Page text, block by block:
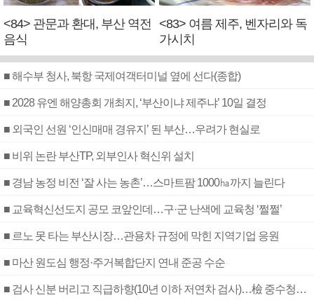
<84> 관문과 환대, 부산 역전
음식
<83> 여름 제주, 벤자리와 독
가시치
■ 해수부 청사, 북항 국제여객터미널 옆에 선다(종합)
■ 2028 유엔 해양총회 개최지, ‘부산이냐 제주냐’ 10일 결정
■ 외국인 선원 ‘인신매매 경유지’ 된 부산…우려가 현실로
■ 비위 논란 부산TP, 외부인사 혁신위 설치
■ 경남 농정 비전 ‘잘 사는 농촌’…스마트팜 1000㏊까지 늘린다
■ 교육혁신선도지 공모 코앞인데…구·군 난색에 교육청 ‘쩔쩔’
■ 르노 못 타는 부산시장…관용차 규정에 막힌 지역기업 응원
■ 마산 원도심 행정·주거복합단지 연내 준공 수순
■ 검사 신분 버리고 직급하향(10년 이하 저연차 검사)…檢 중수청행 기피